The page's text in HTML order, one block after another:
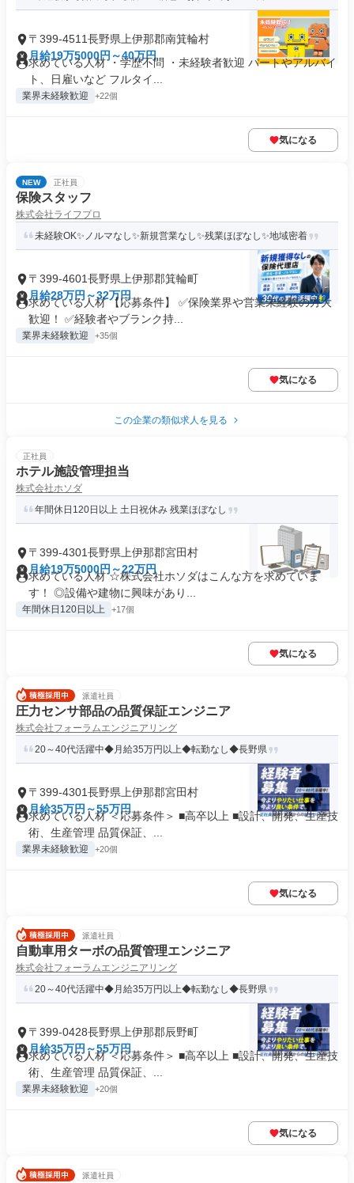
〒399-4511長野県上伊那郡南箕輪村
月給19万5000円～40万円
求めている人材 ・学歴不問 ・未経験者歓迎 パートやアルバイ
ト、日雇いなど フルタイ...
業界未経験歓迎 +22個
気になる
NEW 正社員
保険スタッフ
株式会社ライフプロ
未経験OK✨ノルマなし✨新規営業なし✨残業ほぼなし✨地域密着
〒399-4601長野県上伊那郡箕輪町
月給28万円～32万円
求めている人材 【応募条件】 ✅保険業界や営業未経験の方大
歓迎！ ✅経験者やブランク持...
業界未経験歓迎 +35個
気になる
この企業の類似求人を見る
正社員
ホテル施設管理担当
株式会社ホソダ
年間休日120日以上 土日祝休み 残業ほぼなし
〒399-4301長野県上伊那郡宮田村
月給19万5000円～22万円
求めている人材 ☆株式会社ホソダはこんな方を求めていま
す！ ◎設備や建物に興味があり...
年間休日120日以上 +17個
気になる
派遣社員
圧力センサ部品の品質保証エンジニア
株式会社フォーラムエンジニアリング
20～40代活躍中◆月給35万円以上◆転勤なし◆長野県
〒399-4301長野県上伊那郡宮田村
月給35万円～55万円
求めている人材 ＜応募条件＞ ■高卒以上 ■設計、開発、生産技
術、生産管理 品質保証、...
業界未経験歓迎 +20個
気になる
派遣社員
自動車用ターボの品質管理エンジニア
株式会社フォーラムエンジニアリング
20～40代活躍中◆月給35万円以上◆転勤なし◆長野県
〒399-0428長野県上伊那郡辰野町
月給35万円～55万円
求めている人材 ＜応募条件＞ ■高卒以上 ■設計、開発、生産技
術、生産管理 品質保証、...
業界未経験歓迎 +20個
気になる
派遣社員